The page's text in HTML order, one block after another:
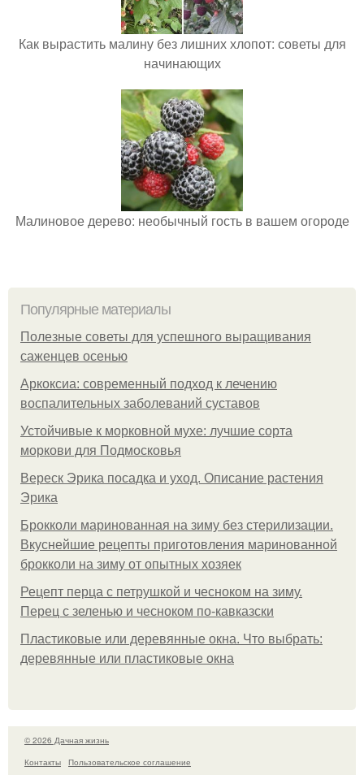
Как вырастить малину без лишних хлопот: советы для
начинающих
Малиновое дерево: необычный гость в вашем огороде
Популярные материалы
Полезные советы для успешного выращивания
саженцев осенью
Аркоксиа: современный подход к лечению
воспалительных заболеваний суставов
Устойчивые к морковной мухе: лучшие сорта
моркови для Подмосковья
Вереск Эрика посадка и уход. Описание растения
Эрика
Брокколи маринованная на зиму без стерилизации.
Вкуснейшие рецепты приготовления маринованной
брокколи на зиму от опытных хозяек
Рецепт перца с петрушкой и чесноком на зиму.
Перец с зеленью и чесноком по-кавказски
Пластиковые или деревянные окна. Что выбрать:
деревянные или пластиковые окна
© 2026 Дачная жизнь
Контакты
Пользовательское соглашение